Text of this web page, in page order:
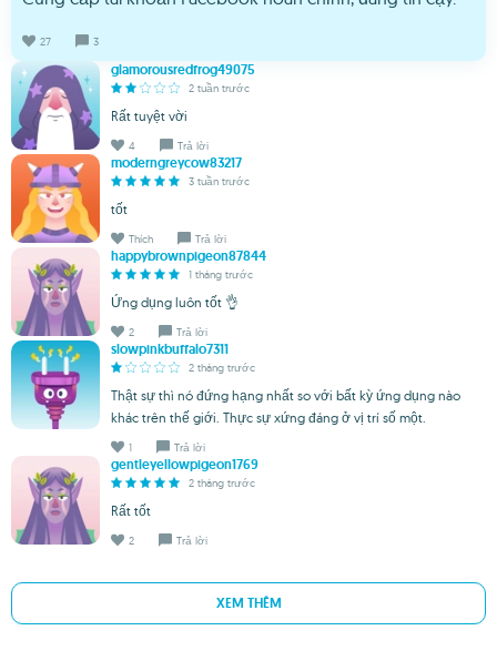
27 3
glamorousredfrog49075
2 tuần trước
Rất tuyệt vời
4 Trả lời
moderngreycow83217
3 tuần trước
tốt
Thích Trả lời
happybrownpigeon87844
1 tháng trước
Ứng dụng luôn tốt 👌
2 Trả lời
slowpinkbuffalo7311
2 tháng trước
Thật sự thì nó đứng hạng nhất so với bất kỳ ứng dụng nào
khác trên thế giới. Thực sự xứng đáng ở vị trí số một.
1 Trả lời
gentleyellowpigeon1769
2 tháng trước
Rất tốt
2 Trả lời
XEM THÊM